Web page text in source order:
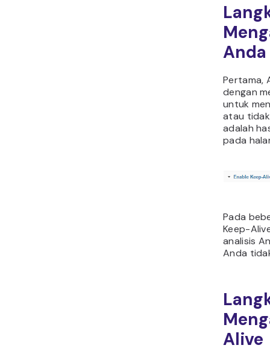
Anda
Pertama,
dengan
untuk
atau
adalah
pada
Pada
Keep-
analisis
Anda
Alive